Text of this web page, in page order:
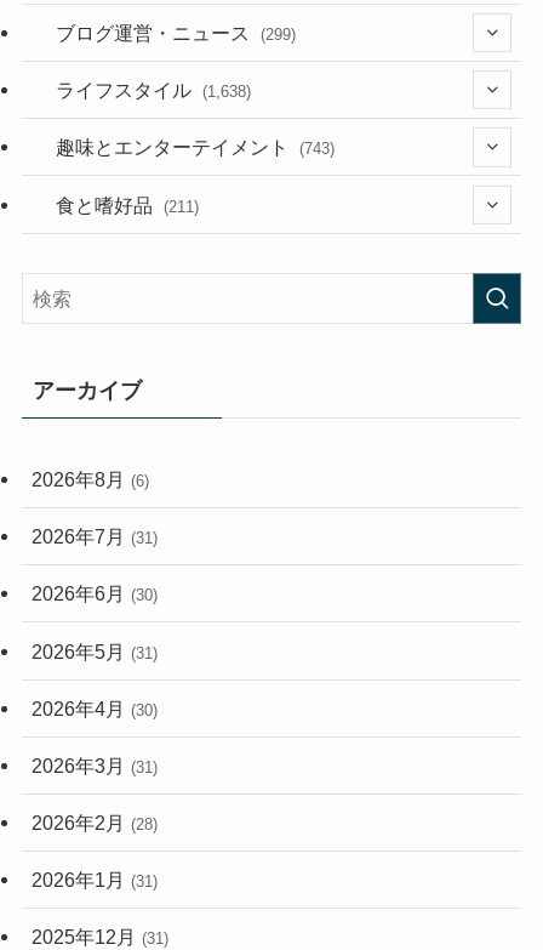
(36)
(187)
ブログ運営・ニュース (299)
(118)
(181)
ライフスタイル (1,638)
(394)
(282)
(33)
(248)
趣味とエンターテイメント (743)
(56)
食と嗜好品 (211)
アーカイブ
2026年8月 (6)
2026年7月 (31)
2026年6月 (30)
2026年5月 (31)
2026年4月 (30)
2026年3月 (31)
2026年2月 (28)
2026年1月 (31)
2025年12月 (31)